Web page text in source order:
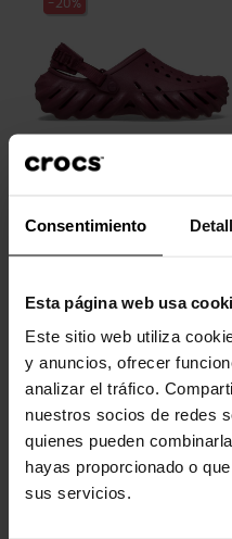
Consentimiento
Esta página web usa
Este sitio web utiliza
y anuncios, ofrecer
analizar el tráfico.
nuestros socios de redes
quienes pueden
hayas proporcionado o
sus servicios.
-20%
79,90 € 63,92 €
-20%